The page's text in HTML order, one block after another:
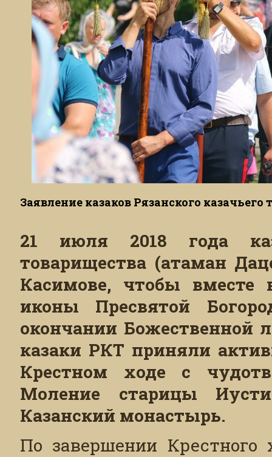
Заявление казаков Рязанского казачьего
21 июля 2018 года
товарищества (атаман
Касимове, чтобы вместе
иконы Пресвятой
окончании Божественной
казаки РКТ приняли
Крестном ходе с
Моление старицы
Казанский монастырь.
По завершении